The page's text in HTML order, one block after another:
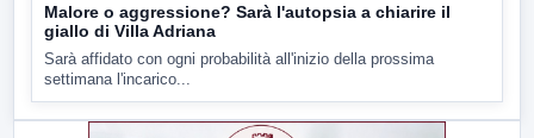
Malore o aggressione? Sarà l'autopsia a chiarire il
giallo di Villa Adriana
Sarà affidato con ogni probabilità all'inizio della prossima
settimana l'incarico...